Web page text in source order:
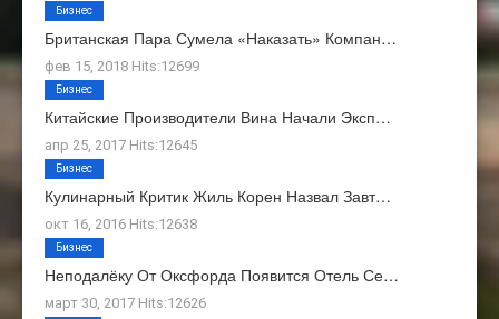
Британская Пара Сумела «наказать» Компан…
фев 15, 2018 Hits:12699
Бизнес
Китайские Производители Вина Начали Эксп…
апр 25, 2017 Hits:12645
Бизнес
Кулинарный Критик Жиль Корен Назвал Завт…
окт 16, 2016 Hits:12638
Бизнес
Неподалёку От Оксфорда Появится Отель Се…
март 30, 2017 Hits:12626
Бизнес